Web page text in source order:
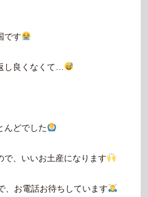
です
し良くなくて…
んどでした
で、いいお土産になります
、お電話お待ちしています